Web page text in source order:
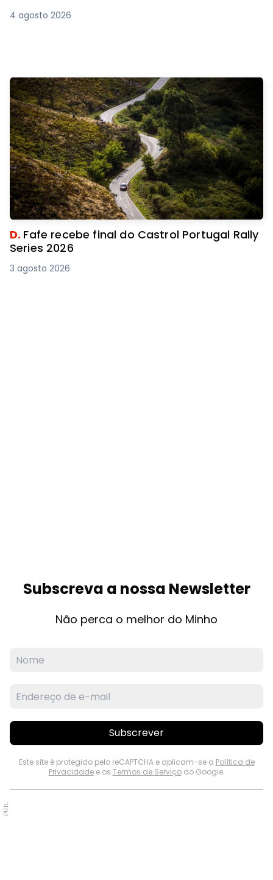
4 agosto 2026
D. Fafe recebe final do Castrol Portugal Rally
Series 2026
3 agosto 2026
Subscreva a nossa Newsletter
Não perca o melhor do Minho
Subscrever
Este site é protegido pelo reCAPTCHA e aplicam-se a Política de
Privacidadee os Termos de Serviçodo Google.
PUB.